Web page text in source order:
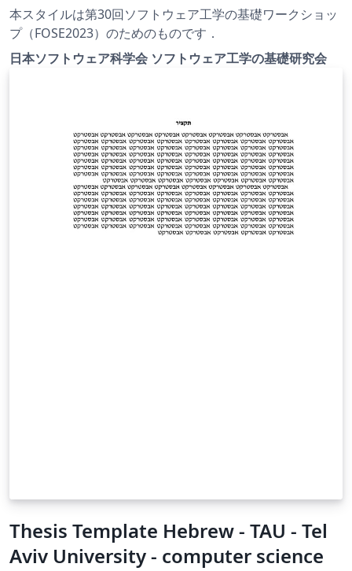
本スタイルは第30回ソフトウェア工学の基礎ワークショッ
プ（FOSE2023）のためのものです．
日本ソフトウェア科学会 ソフトウェア工学の基礎研究会
Thesis Template Hebrew - TAU - Tel
Aviv University - computer science